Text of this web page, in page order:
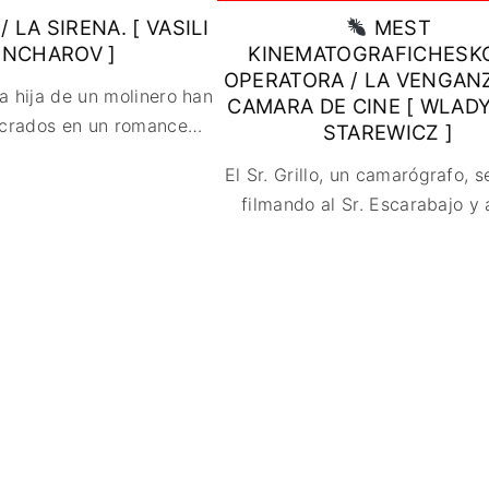
FANTÁSTICO
MUSICAL
TERROR
WESTERN /
LA SIRENA. [ VASILI
]
hija de un molinero han
en un romance…
MEST
OPERATORA / LA
CAMARA DE CINE [
STAREWICZ ]
El Sr. Grillo, un camarógrafo,
filmando al Sr. Escarabajo y